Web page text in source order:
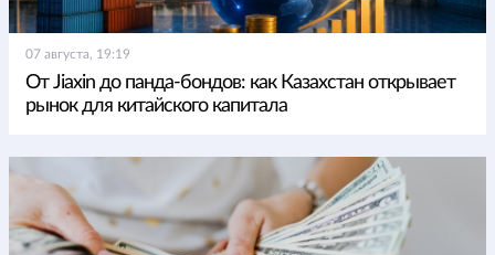
07 августа, 19:19
От Jiaxin до панда-бондов: как Казахстан открывает
рынок для китайского капитала